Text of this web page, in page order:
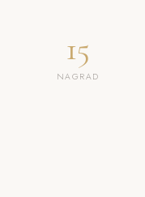
15
NAGRAD